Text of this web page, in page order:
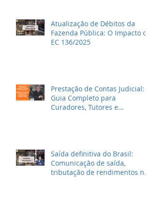
Atualização de Débitos da
Fazenda Pública: O Impacto da
EC 136/2025
Prestação de Contas Judicial:
Guia Completo para
Curadores, Tutores e
Saída definitiva do Brasil:
Comunicação de saída,
tributação de rendimentos no